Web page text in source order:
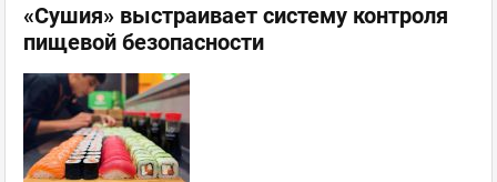
«Сушия» выстраивает систему контроля
пищевой безопасности